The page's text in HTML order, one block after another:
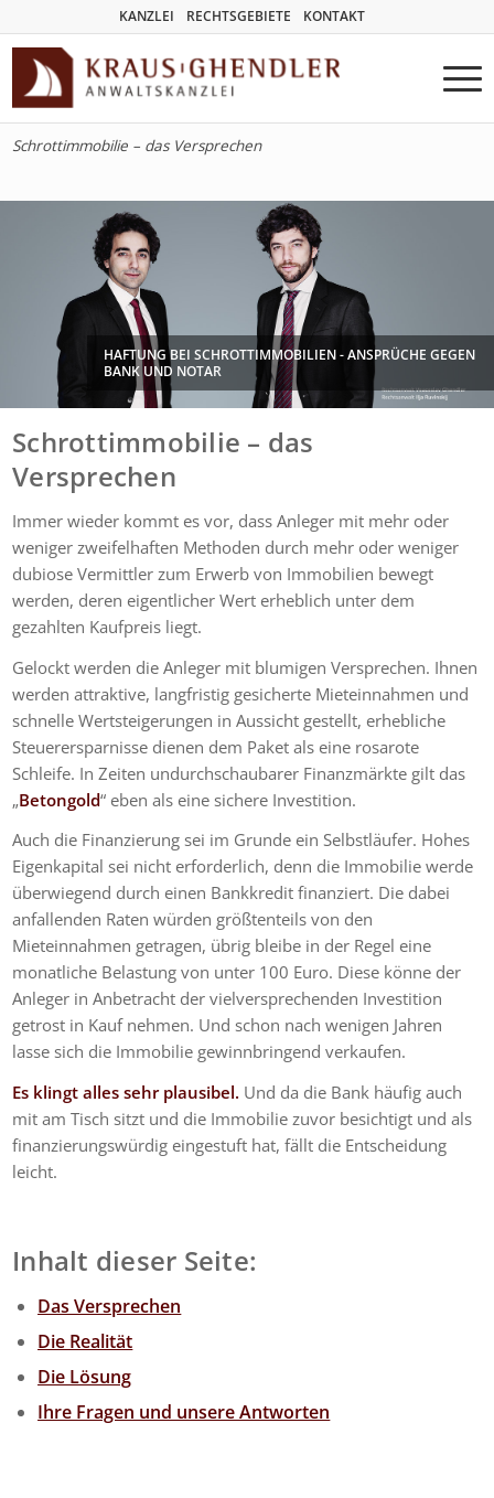
KANZLEI RECHTSGEBIETE KONTAKT
Schrottimmobilie – das Versprechen
HAFTUNG BEI SCHROTTIMMOBILIEN - ANSPRÜCHE GEGEN
BANK UND NOTAR
Schrottimmobilie – das
Versprechen
Immer wieder kommt es vor, dass Anleger mit mehr oder
weniger zweifelhaften Methoden durch mehr oder weniger
dubiose Vermittler zum Erwerb von Immobilien bewegt
werden, deren eigentlicher Wert erheblich unter dem
gezahlten Kaufpreis liegt.
Gelockt werden die Anleger mit blumigen Versprechen. Ihnen
werden attraktive, langfristig gesicherte Mieteinnahmen und
schnelle Wertsteigerungen in Aussicht gestellt, erhebliche
Steuerersparnisse dienen dem Paket als eine rosarote
Schleife. In Zeiten undurchschaubarer Finanzmärkte gilt das
„Betongold“ eben als eine sichere Investition.
Auch die Finanzierung sei im Grunde ein Selbstläufer. Hohes
Eigenkapital sei nicht erforderlich, denn die Immobilie werde
überwiegend durch einen Bankkredit finanziert. Die dabei
anfallenden Raten würden größtenteils von den
Mieteinnahmen getragen, übrig bleibe in der Regel eine
monatliche Belastung von unter 100 Euro. Diese könne der
Anleger in Anbetracht der vielversprechenden Investition
getrost in Kauf nehmen. Und schon nach wenigen Jahren
lasse sich die Immobilie gewinnbringend verkaufen.
Es klingt alles sehr plausibel. Und da die Bank häufig auch
mit am Tisch sitzt und die Immobilie zuvor besichtigt und als
finanzierungswürdig eingestuft hat, fällt die Entscheidung
leicht.
Inhalt dieser Seite:
Das Versprechen
Die Realität
Die Lösung
Ihre Fragen und unsere Antworten